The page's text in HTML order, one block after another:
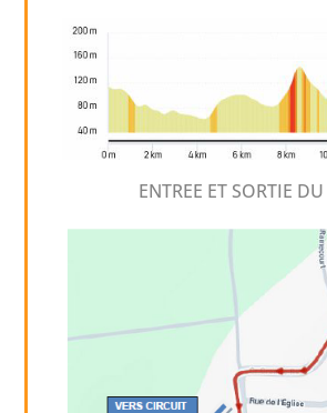
ENTREE ET SORTIE